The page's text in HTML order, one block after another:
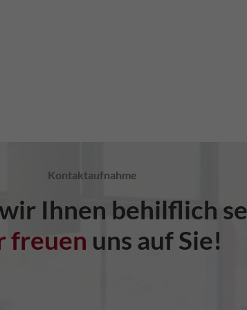
Kontaktaufnahme
Ihnen behilflich
freuen uns auf Sie!